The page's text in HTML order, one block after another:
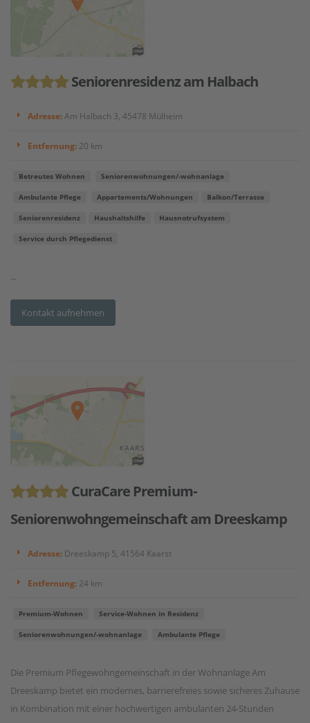
Seniorenresidenz am Halbach
Adresse:Am Halbach 3, 45478 Mülheim
Entfernung: 20 km
Betreutes Wohnen Seniorenwohnungen/-wohnanlage
Ambulante Pflege Appartements/Wohnungen Balkon/Terrasse
Seniorenresidenz Haushaltshilfe Hausnotrufsystem
Service durch Pflegedienst
...
Kontakt aufnehmen
CuraCare Premium-
Seniorenwohngemeinschaft am Dreeskamp
Adresse: Dreeskamp 5, 41564 Kaarst
Entfernung: 24 km
Premium-Wohnen Service-Wohnen in Residenz
Seniorenwohnungen/-wohnanlage Ambulante Pflege
Die Premium Pflegewohngemeinschaft in der Wohnanlage Am
Dreeskamp bietet ein modernes, barrierefreies sowie sicheres Zuhause
in Kombination mit einer hochwertigen ambulanten 24-Stunden